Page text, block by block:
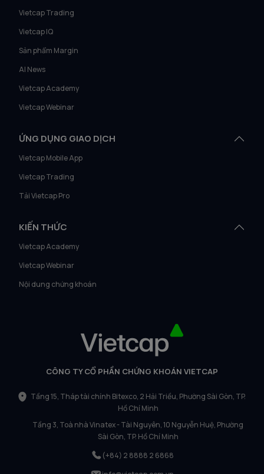
Vietcap Trading
Vietcap IQ
Sản phẩm Margin
AI News
Vietcap Academy
Vietcap Webinar
ỨNG DỤNG GIAO DỊCH
Vietcap Mobile App
Vietcap Trading
Tải Vietcap Pro
KIẾN THỨC
Vietcap Academy
Vietcap Webinar
Nội dung chứng khoán
CÔNG TY CỔ PHẦN CHỨNG KHOÁN VIETCAP
Tầng 15, Tháp tài chính Bitexco, 2 Hải Triều, Phường Sài Gòn, TP.
Hồ Chí Minh
Tầng 3, Toà nhà Vinatex - Tài Nguyên, 10 Nguyễn Huệ, Phường
Sài Gòn, TP. Hồ Chí Minh
(+84) 2 8888 2 6868